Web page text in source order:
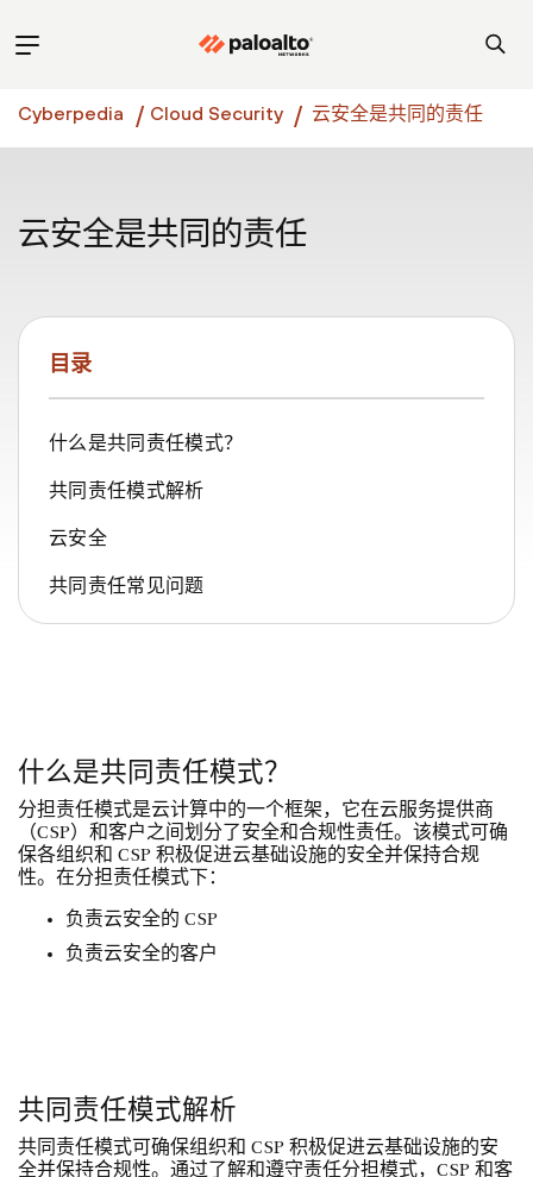
Cyberpedia Cloud Security 云安全是共同的责任
云安全是共同的责任
目录
什么是共同责任模式？
共同责任模式解析
云安全
共同责任常见问题
什么是共同责任模式？
分担责任模式是云计算中的一个框架，它在云服务提供商
（CSP）和客户之间划分了安全和合规性责任。该模式可确
保各组织和 CSP 积极促进云基础设施的安全并保持合规
性。在分担责任模式下：
负责云安全的 CSP
负责云安全的客户
共同责任模式解析
共同责任模式可确保组织和 CSP 积极促进云基础设施的安
全并保持合规性。通过了解和遵守责任分担模式，CSP 和客